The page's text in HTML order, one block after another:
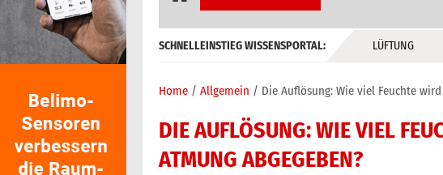
SCHNELLEINSTIEG WISSENSPORTAL: LÜFTUNG
Home Allgemein Die Auflösung: Wie viel Feuchte
DIE AUFLÖSUNG: WIE VIEL
ATMUNG ABGEGEBEN?